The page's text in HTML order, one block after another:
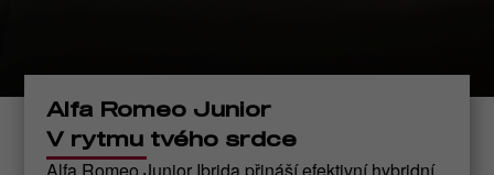
Alfa Romeo Junior
V rytmu tvého srdce